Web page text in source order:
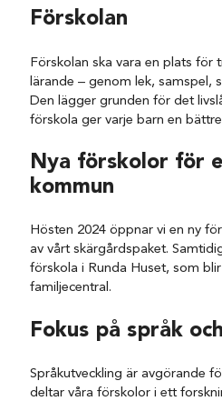
Förskolan
Förskolan ska vara en plats för
lärande – genom lek, samspel,
Den lägger grunden för det
förskola ger varje barn en
Nya förskolor för
kommun
Hösten 2024 öppnar vi en ny
av vårt skärgårdspaket.
förskola i Runda Huset, som
familjecentral.
Fokus på språk
Språkutveckling är avgörande
deltar våra förskolor i ett